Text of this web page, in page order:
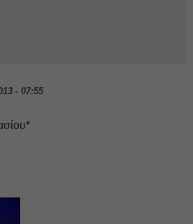
- 07:55